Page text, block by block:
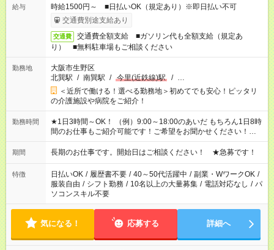
給与
時給1500円～ ■日払いOK（規定あり）※即日払い不可
交通費別途支給あり
交通費
交通費全額支給 ■ガソリン代も全額支給（規定あ
り） ■無料駐車場もご相談ください
勤務地
大阪市生野区
北巽駅 / 南巽駅 / 今里(近鉄線)駅 / …
＜近所で働ける！選べる勤務地＞初めてでも安心！ピッタリ
の介護施設や病院をご紹介！
勤務時間
★1日3時間～OK！ （例）9:00～18:00のあいだ もちろん1日8時
間のお仕事もご紹介可能です！ご希望をお聞かせください！★家
庭の都合でお休みが必要な場合も遠慮なくご相談ください。 時
間固定OK ※週最低15時間以上の勤務が必要です
期間 長期のお仕事です。開始日はご相談ください！ ★急募です！
特徴 日払いOK / 履歴書不要 / 40～50代活躍中 / 副業・WワークOK /
服装自由 / シフト勤務 / 10名以上の大量募集 / 電話対応なし / パ
ソコンスキル不要
気になる！ 応募する 詳細へ